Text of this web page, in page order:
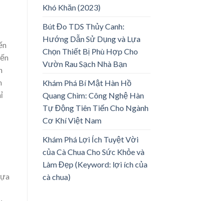
Khó Khăn (2023)
Bút Đo TDS Thủy Canh:
Hướng Dẫn Sử Dụng và Lựa
Chọn Thiết Bị Phù Hợp Cho
Vườn Rau Sạch Nhà Bạn
Khám Phá Bí Mật Hàn Hồ
Quang Chìm: Công Nghệ Hàn
Tự Động Tiên Tiến Cho Ngành
Cơ Khí Việt Nam
Khám Phá Lợi Ích Tuyệt Vời
của Cà Chua Cho Sức Khỏe và
Làm Đẹp (Keyword: lợi ích của
cà chua)